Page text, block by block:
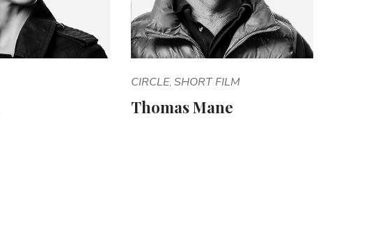
CIRCLE, SHORT FILM
Thomas Mane